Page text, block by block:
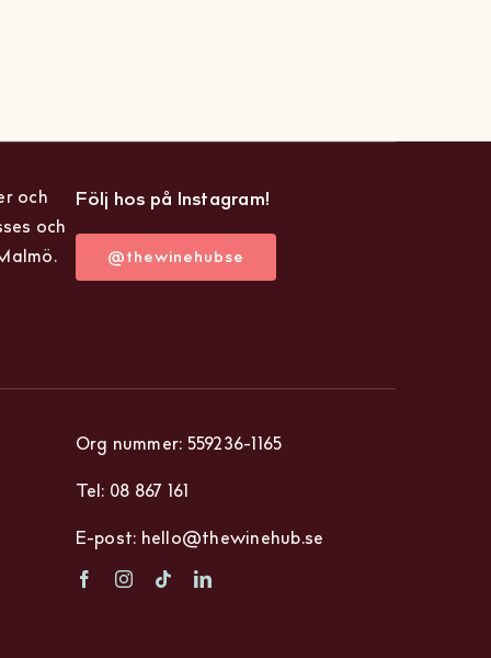
och
och
Följ hos på Instagram!
@thewinehubse
Org nummer: 559236-1165
Tel: 08 867 161
E-post: hello@thewinehub.se